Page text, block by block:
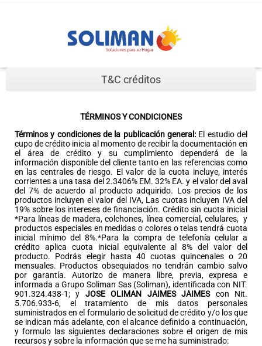
T&C créditos
TÉRMINOS Y CONDICIONES
Términos y condiciones de la publicación general: El estudio del
cupo de crédito inicia al momento de recibir la documentación en
el área de crédito y su cumplimiento dependerá de la
información disponible del cliente tanto en las referencias como
en las centrales de riesgo. El valor de la cuota incluye, interés
corrientes a una tasa del 2.3406% EM. 32% EA. y el valor del aval
del 7% de acuerdo al producto adquirido. Los precios de los
productos incluyen el valor del IVA, Las cuotas incluyen IVA del
19% sobre los intereses de financiación. Crédito sin cuota inicial
*Para líneas de madera, colchones, línea comercial, celulares, y
productos especiales en medidas o colores o telas tendrá cuota
inicial mínimo del 8%.*Para la compra de telefonía celular a
crédito aplica cuota inicial equivalente al 8% del valor del
producto. Podrás elegir hasta 40 cuotas quincenales o 20
mensuales. Productos obsequiados no tendrán cambio salvo
por garantía. Autorizo de manera libre, previa, expresa e
informada a Grupo Soliman Sas (Soliman), identificada con NIT.
901.324.438-1; y JOSE OLIMAN JAIMES JAIMEScon Nit.
5.706.933-6, el tratamiento de mis datos personales
suministrados en el formulario de solicitud de crédito y/o los que
se indican más adelante, con el alcance definido a continuación,
y formulo las siguientes declaraciones sobre el origen de mis
recursos y sobre la información que se me ha suministrado: